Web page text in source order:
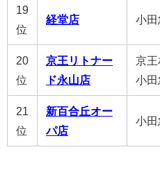
19
位
経堂店 小田
20
位
京王リトナー
ド永山店
京王
小田
21
位
新百合丘オー
パ店
小田